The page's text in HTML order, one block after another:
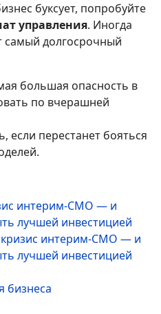
буксует, попробуйте
управления. Иногда
самый долгосрочный
большая опасность в
по вчерашней
если перестанет бояться
интерим-CMO — и
лучшей инвестицией
интерим-CMO — и
лучшей инвестицией
бизнеса